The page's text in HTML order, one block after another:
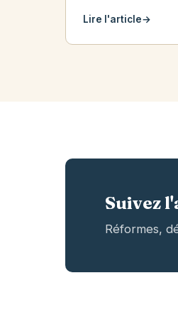
Lire l'article→
Suivez
Réformes,